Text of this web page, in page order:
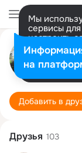
Мы
сервисы
настроить
Добавить в
Друзья 103
на